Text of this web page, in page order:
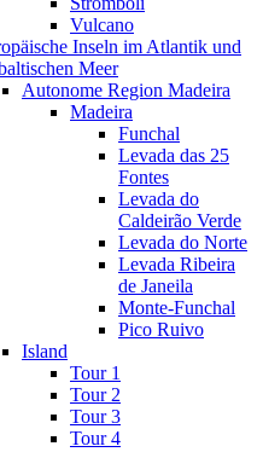
Vulcano
Inseln im Atlantik und
Meer
Autonome Region Madeira
Madeira
Funchal
Levada das 25
Fontes
Levada do
Caldeirão Verde
Levada do Norte
Levada Ribeira
de Janeila
Monte-Funchal
Pico Ruivo
Island
Tour 1
Tour 2
Tour 3
Tour 4